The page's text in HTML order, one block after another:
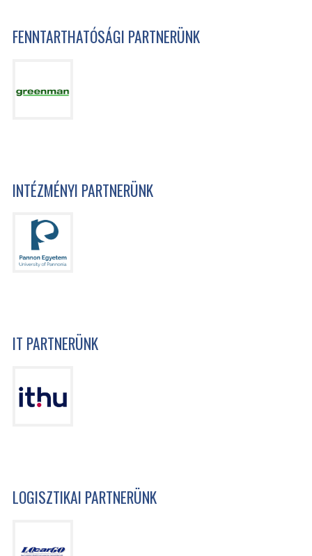
FENNTARTHATÓSÁGI PARTNERÜNK
INTÉZMÉNYI PARTNERÜNK
IT PARTNERÜNK
LOGISZTIKAI PARTNERÜNK